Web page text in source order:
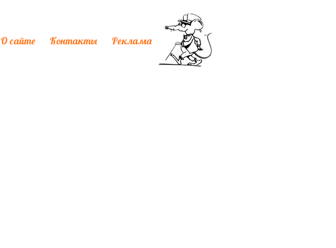
О сайте Контакты Реклама